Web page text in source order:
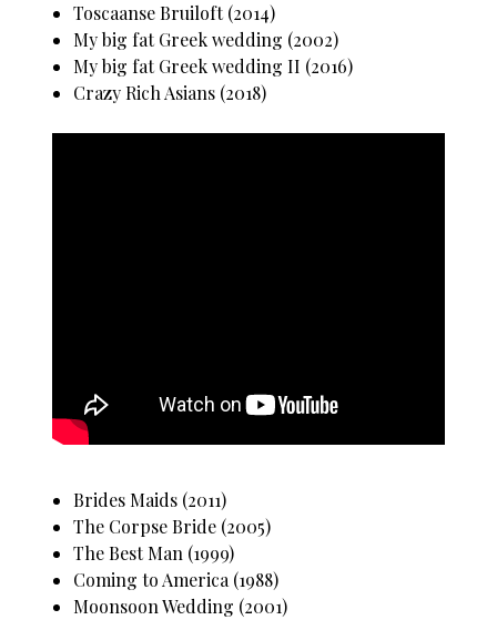
Toscaanse Bruiloft (2014)
My big fat Greek wedding (2002)
My big fat Greek wedding II (2016)
Crazy Rich Asians (2018)
Brides Maids (2011)
The Corpse Bride (2005)
The Best Man (1999)
Coming to America (1988)
Moonsoon Wedding (2001)